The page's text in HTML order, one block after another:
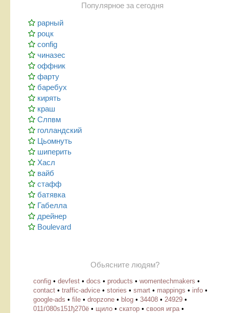
Популярное за сегодня
рарный
роцк
config
чиназес
оффник
фарту
баребух
кирять
краш
Слпвм
голландский
Цьомнуть
шиперить
Хасл
вайб
стафф
батявка
Габелла
дрейнер
Boulevard
Обьясните людям?
config • devfest • docs • products • womentechmakers •
contact • traffic-advice • stories • smart • mappings • info •
google-ads • file • dropzone • blog • 34408 • 24929 •
011ѓ080ѕ151ђ270ё • щило • скатор • свооя игра •